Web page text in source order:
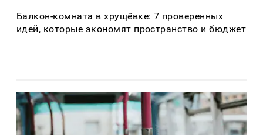
Балкон-комната в хрущёвке: 7 проверенных
идей, которые экономят пространство и бюджет